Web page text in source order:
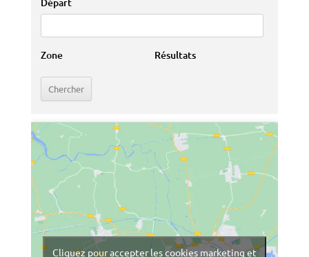
Zone Résultats
Cliquez pour accepter les cookies marketing et